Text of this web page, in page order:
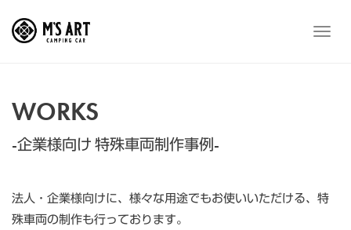
メ
WORKS
-企業様向け 特殊車両制作事例-
法人・企業様向けに、様々な用途でもお使いいただける、特
殊車両の制作も行っております。